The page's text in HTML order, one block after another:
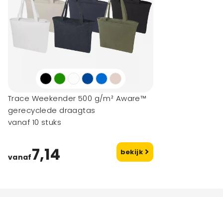
Trace Weekender 500 g/m² Aware™
gerecyclede draagtas
vanaf 10 stuks
vanaf7,14 bekijk